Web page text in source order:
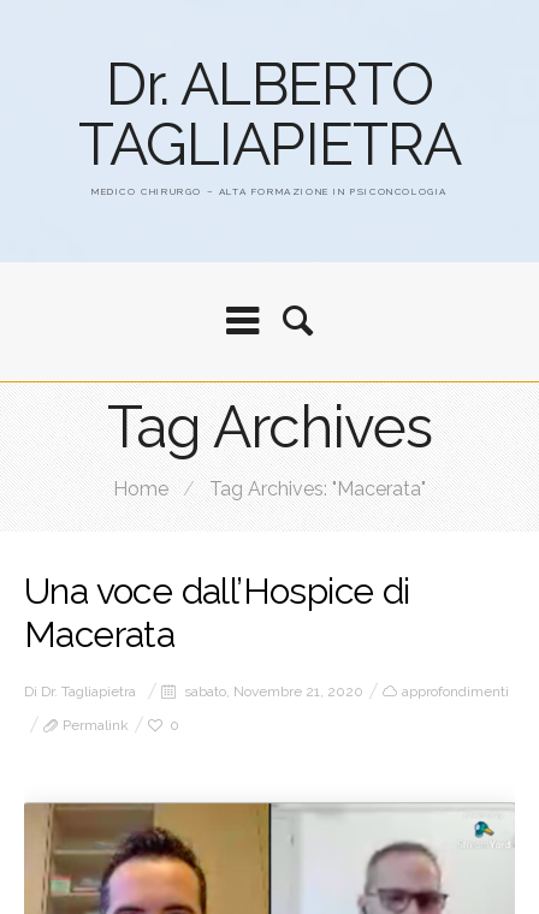
Dr. ALBERTO
TAGLIAPIETRA
MEDICO CHIRURGO – ALTA FORMAZIONE IN PSICONCOLOGIA
Tag Archives
Home / Tag Archives: "Macerata"
Una voce dall’Hospice di
Macerata
Di Dr. Tagliapietra sabato, Novembre 21, 2020
approfondimenti
Permalink
0